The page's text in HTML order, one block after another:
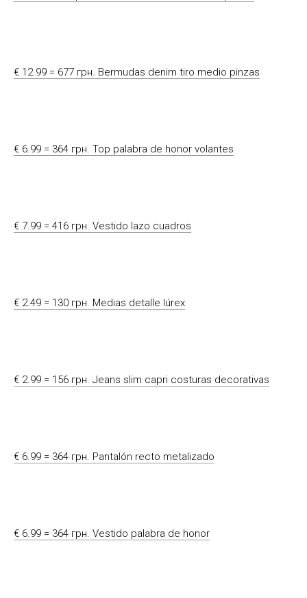
€ 12.99 = 677 грн. Bermudas denim tiro medio pinzas
€ 6.99 = 364 грн. Top palabra de honor volantes
€ 7.99 = 416 грн. Vestido lazo cuadros
€ 2.49 = 130 грн. Medias detalle lúrex
€ 2.99 = 156 грн. Jeans slim capri costuras decorativas
€ 6.99 = 364 грн. Pantalón recto metalizado
€ 6.99 = 364 грн. Vestido palabra de honor